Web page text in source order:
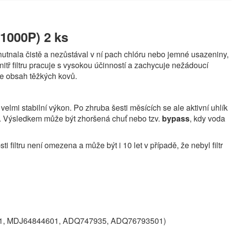
2 ks
čistě a nezůstával v ní pach chlóru nebo jemné usazeniny,
filtru pracuje s vysokou účinností a zachycuje nežádoucí
obsah těžkých kovů.
stabilní výkon. Po zhruba šesti měsících se ale aktivní uhlík
může být zhoršená chuť nebo tzv. bypass, kdy voda
filtru není omezena a může být i 10 let v případě, že nebyl filtr
MDJ64844601, ADQ747935, ADQ76793501)